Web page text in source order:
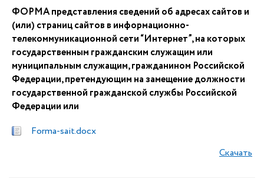
ФОРМА представления сведений об адресах сайтов и
(или) страниц сайтов в информационно-
телекоммуникационной сети “Интернет”, на которых
государственным гражданским служащим или
муниципальным служащим, гражданином Российской
Федерации, претендующим на замещение должности
государственной гражданской службы Российской
Федерации или
Forma-sait.docx
Скачать